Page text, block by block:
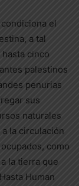
el
a tal
cinco
palestinos
penurias
sus
naturales
la circulación
como
la tierra que
Human